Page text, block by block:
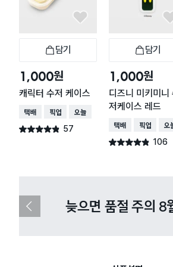
담기
1,000원
캐릭터 수저 케이스
택배배송 매장픽업 오늘배송
별점 4.8점 57
건 작성
담기
1,000원
디즈니 미키미니
저케이스 레드
택배배송 매장픽업 오
별점 4.8점 106
건 작성
다이소X카카오페
이
전